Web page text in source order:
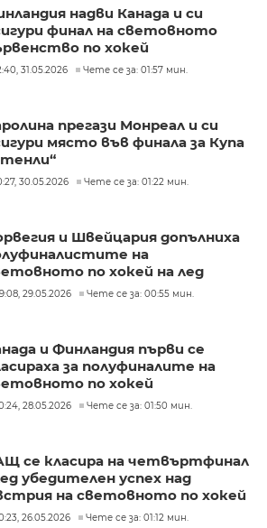
надви Канада и си
финал на световното
по хокей
31.05.2026 Чете се за: 01:57 мин.
прегази Монреал и си
място във финала за Купа
30.05.2026 Чете се за: 01:22 мин.
и Швейцария допълниха
на
по хокей на лед
29.05.2026 Чете се за: 00:55 мин.
и Финландия първи се
за полуфиналите на
по хокей
28.05.2026 Чете се за: 01:50 мин.
се класира на четвъртфинал
убедителен успех над
на световното по хокей
26.05.2026 Чете се за: 01:12 мин.